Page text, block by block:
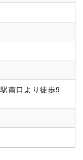
南口より徒歩9